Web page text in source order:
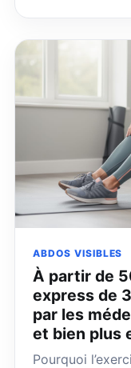
ABDOS VISIBLES
À partir de
express de
par les
et bien plus
Pourquoi